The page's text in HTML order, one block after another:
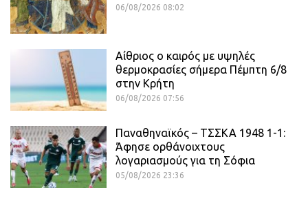
06/08/2026 08:02
Αίθριος o καιρός με υψηλές
θερμοκρασίες σήμερα Πέμπτη 6/8
στην Κρήτη
06/08/2026 07:56
Παναθηναϊκός – ΤΣΣΚΑ 1948 1-1:
Άφησε ορθάνοιχτους
λογαριασμούς για τη Σόφια
05/08/2026 23:36